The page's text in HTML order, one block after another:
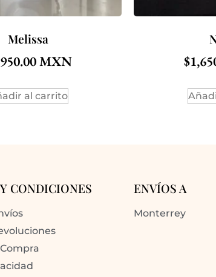
Melissa
al carrito
$
CONDICIONES ENVÍOS A
Monterrey